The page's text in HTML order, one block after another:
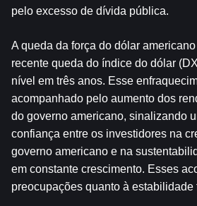
pelo excesso de dívida pública.
A queda da força do dólar
recente queda do índice do dólar
nível em três anos. Esse
acompanhado pelo aumento dos
do governo americano, sinalizando
confiança entre os investidores na
governo americano e na
em constante crescimento. Esses
preocupações quanto à estabilidade